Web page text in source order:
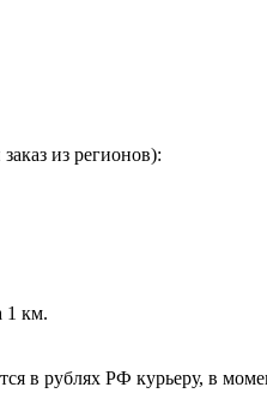
из регионов):
1 км.
в рублях РФ курьеру, в